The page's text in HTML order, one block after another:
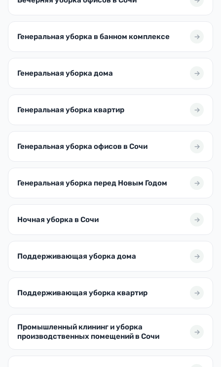
Генеральная уборка в банном комплексе
Генеральная уборка дома
Генеральная уборка квартир
Генеральная уборка офисов в Сочи
Генеральная уборка перед Новым Годом
Ночная уборка в Сочи
Поддерживающая уборка дома
Поддерживающая уборка квартир
Промышленный клининг и уборка
производственных помещений в Сочи